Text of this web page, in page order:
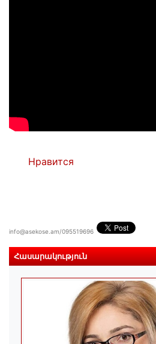
Нравится
info@asekose.am/095519696
Հասարակություն